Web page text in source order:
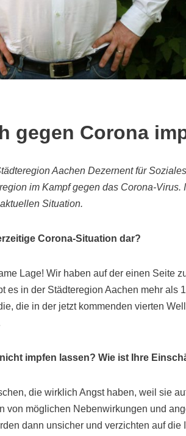
gegen Corona
Aachen Dezernent für
im Kampf gegen das Corona-Virus.
Situation.
Corona-Situation dar?
Lage! Wir haben auf der einen Seite
es in der Städteregion Aachen mehr als
die in der jetzt kommenden vierten
impfen lassen? Wie ist Ihre
die wirklich Angst haben, weil sie
von möglichen Nebenwirkungen und
dann unsicher und verzichten auf die